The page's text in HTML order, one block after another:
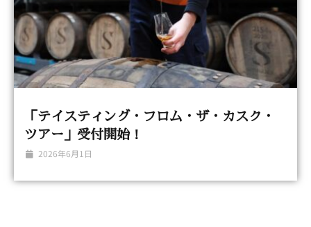
「テイスティング・フロム・ザ・カスク・
ツアー」受付開始！
2026年6月1日